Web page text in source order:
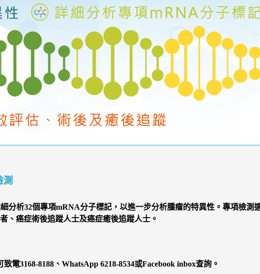
測
分析32個專項mRNA分子標記，以進一步分析腫瘤的特異性。專項檢
、癌症術後追蹤人士及癌症癒後追蹤人士。
致電3168-8188、WhatsApp 6218-8534或Facebook inbox查詢。